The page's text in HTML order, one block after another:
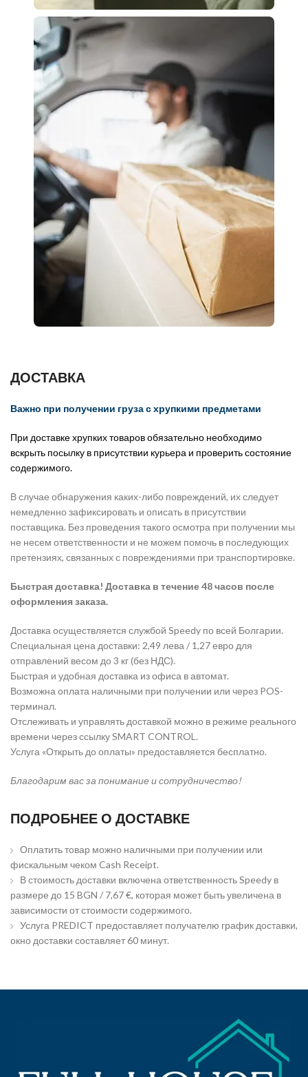
ДОСТАВКА
Важно при получении груза с хрупкими предметами
При доставке хрупких товаров обязательно необходимо
вскрыть посылку в присутствии курьера и проверить состояние
содержимого.
В случае обнаружения каких-либо повреждений, их следует
немедленно зафиксировать и описать в присутствии
поставщика. Без проведения такого осмотра при получении мы
не несем ответственности и не можем помочь в последующих
претензиях, связанных с повреждениями при транспортировке.
Быстрая доставка! Доставка в течение 48 часов после
оформления заказа.
Доставка осуществляется службой Speedy по всей Болгарии.
Специальная цена доставки: 2,49 лева / 1,27 евро для
отправлений весом до 3 кг (без НДС).
Быстрая и удобная доставка из офиса в автомат.
Возможна оплата наличными при получении или через POS-
терминал.
Отслеживать и управлять доставкой можно в режиме реального
времени через ссылку SMART CONTROL.
Услуга «Открыть до оплаты» предоставляется бесплатно.
Благодарим вас за понимание и сотрудничество!
ПОДРОБНЕЕ О ДОСТАВКЕ
Оплатить товар можно наличными при получении или
фискальным чеком Cash Receipt.
В стоимость доставки включена ответственность Speedy в
размере до 15 BGN / 7,67 €, которая может быть увеличена в
зависимости от стоимости содержимого.
Услуга PREDICT предоставляет получателю график доставки,
окно доставки составляет 60 минут.